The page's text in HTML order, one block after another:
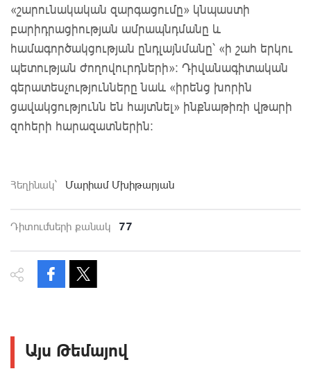
«շարունակական զարգացումը» կնպաստի
բարիդրացիության ամրապնդմանը և
համագործակցության ընդլայնմանը՝ «ի շահ երկու
պետության ժողովուրդների»։ Դիվանագիտական ​​​​
գերատեսչությունները նաև «իրենց խորին
ցավակցությունն են հայտնել» ինքնաթիռի վթարի
զոհերի հարազատներին։
Հեղինակ` Մարիամ Մխիթարյան
Դիտումների քանակ 77
Այս Թեմայով